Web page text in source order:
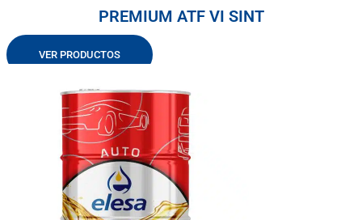
PREMIUM ATF VI SINT
VER PRODUCTOS